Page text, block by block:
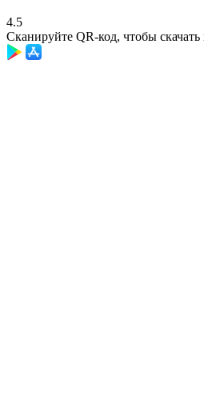
4.5
Сканируйте QR-код, чтобы